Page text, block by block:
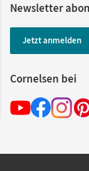
Newsletter
Jetzt anmelden
Cornelsen bei